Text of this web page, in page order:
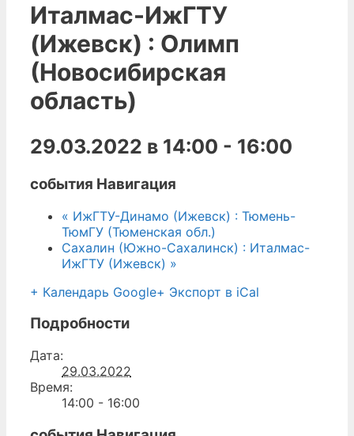
Италмас-ИжГТУ
(Ижевск) : Олимп
(Новосибирская
область)
29.03.2022 в 14:00 - 16:00
события Навигация
« ИжГТУ-Динамо (Ижевск) : Тюмень-
ТюмГУ (Тюменская обл.)
Сахалин (Южно-Сахалинск) : Италмас-
ИжГТУ (Ижевск) »
+ Календарь Google+ Экспорт в iCal
Подробности
Дата:
29.03.2022
Время:
14:00 - 16:00